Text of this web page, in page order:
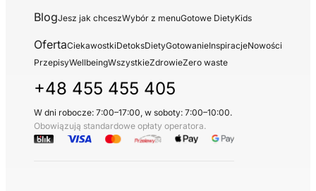
BlogJesz jak chceszWybór z menuGotowe DietyKids
OfertaCiekawostkiDetoksDietyGotowanieInspiracjeNowości
PrzepisyWellbeingWszystkieZdrowieZero waste
+48 455 455 405
W dni robocze: 7:00–17:00, w soboty: 7:00–10:00.
Obowiązują standardowe opłaty operatora.